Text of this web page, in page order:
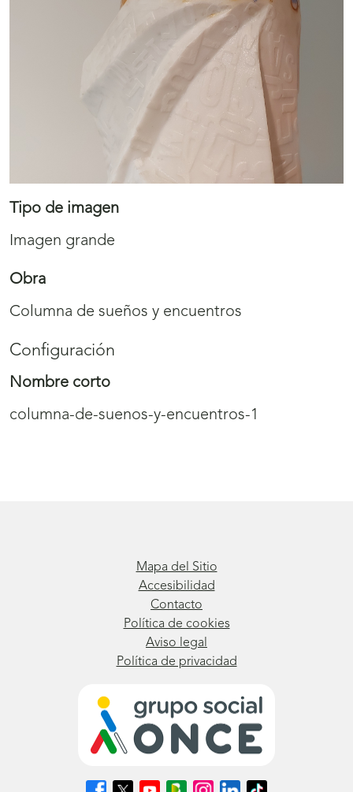
Tipo de imagen
Imagen grande
Obra
Columna de sueños y encuentros
Configuración
Nombre corto
columna-de-suenos-y-encuentros-1
Mapa del Sitio
Accesibilidad
Contacto
Política de cookies
Aviso legal
Política de privacidad
SíguenosSíguenosSíguenosSíguenosSíguenosSíguenosSíguenos